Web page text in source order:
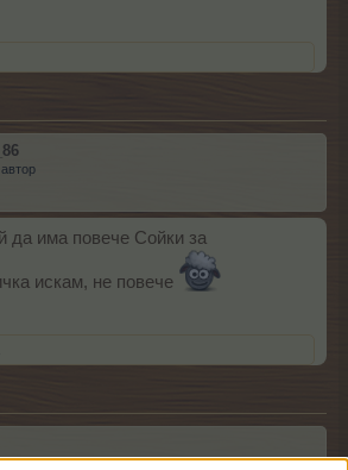
да има повече Сойки за
искам, не повече